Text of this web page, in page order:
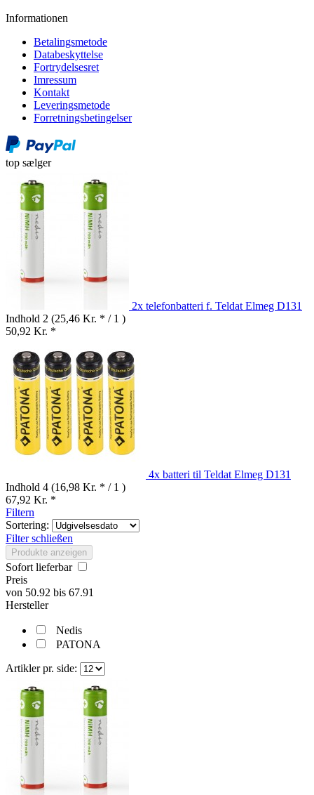
Informationen
Betalingsmetode
Databeskyttelse
Fortrydelsesret
Imressum
Kontakt
Leveringsmetode
Forretningsbetingelser
top sælger
2x telefonbatteri f. Teldat Elmeg D131
Indhold 2 (25,46 Kr. * / 1 )
50,92 Kr. *
4x batteri til Teldat Elmeg D131
Indhold 4 (16,98 Kr. * / 1 )
67,92 Kr. *
Filtern
Sortering:
Filter schließen
Produkte anzeigen
Sofort lieferbar
Preis
von 50.92 bis 67.91
Hersteller
Nedis
PATONA
Artikler pr. side: